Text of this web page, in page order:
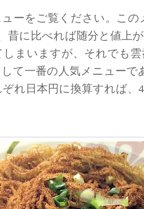
ーをご覧ください。この
昔に比べれば随分と値上
まいますが、それでも
て一番の人気メニューで
れ日本円に換算すれば、